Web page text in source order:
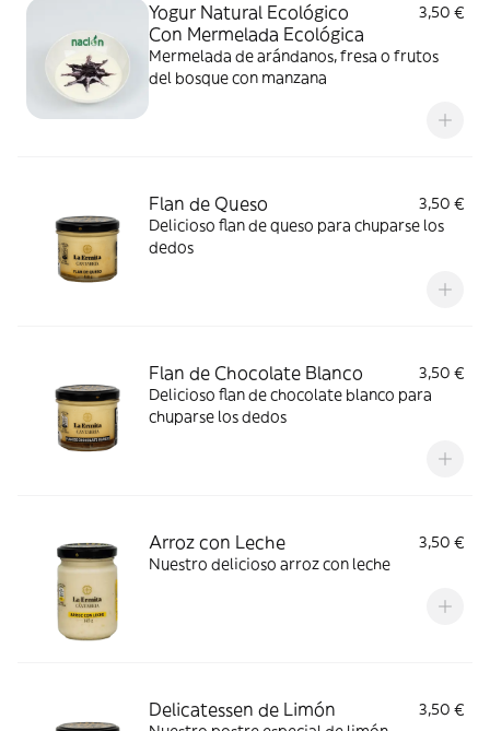
Yogur Natural Ecológico
Con Mermelada Ecológica
3,50 €
Mermelada de arándanos, fresa o frutos
del bosque con manzana
Flan de Queso
3,50 €
Delicioso flan de queso para chuparse los
dedos
Flan de Chocolate Blanco
3,50 €
Delicioso flan de chocolate blanco para
chuparse los dedos
Arroz con Leche
3,50 €
Nuestro delicioso arroz con leche
Delicatessen de Limón
3,50 €